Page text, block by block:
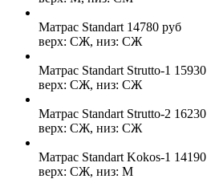
Матрас Standart 14780 руб
верх: СЖ, низ: СЖ
Матрас Standart Strutto-1 15930
верх: СЖ, низ: СЖ
Матрас Standart Strutto-2 16230
верх: СЖ, низ: СЖ
Матрас Standart Kokos-1 14190
верх: СЖ, низ: М